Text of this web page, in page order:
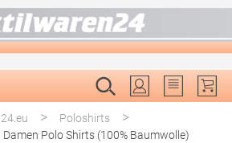
Du hast 0
> Poloshirts >
Damen Polo Shirts (100% Baumwolle)